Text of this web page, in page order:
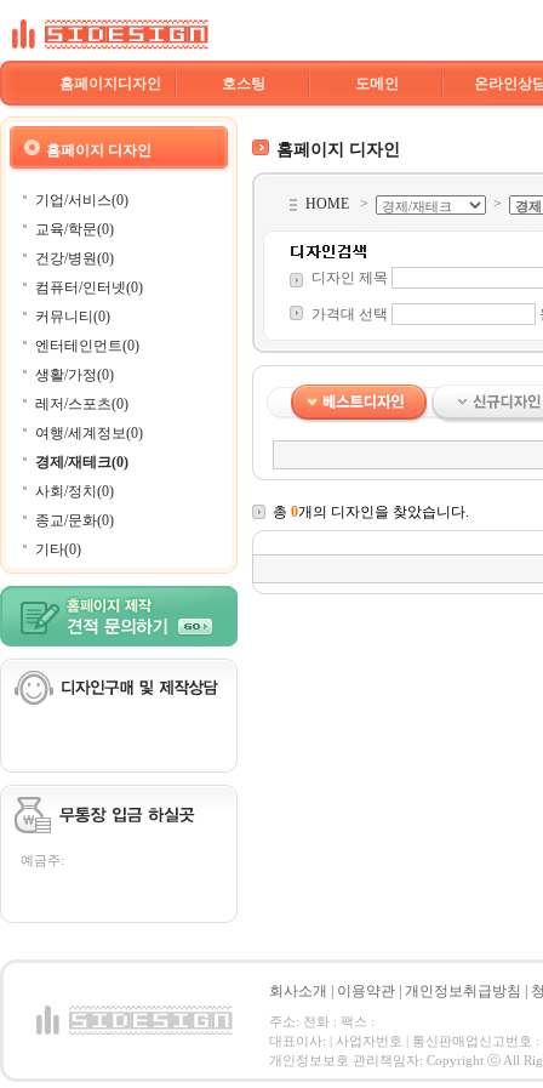
홈페이지디자인 호스팅 도메인 온라인상
홈페이지 디자인
기업/서비스(0)
교육/학문(0)
건강/병원(0)
컴퓨터/인터넷(0)
커뮤니티(0)
엔터테인먼트(0)
생활/가정(0)
레저/스포츠(0)
여행/세계정보(0)
경제/재테크(0)
사회/정치(0)
종교/문화(0)
기타(0)
예금주:
홈페이지 디자인
HOME > >
디자인 제목
가격대 선택
총 0개의 디자인을 찾았습니다.
회사소개 이용약관 개인정보취급방침
주소: 전화 : 팩스 :
대표이사: | 사업자번호 | 통신판매업신고번호 :
개인정보보호 관리책임자: Copyright ⓒ All